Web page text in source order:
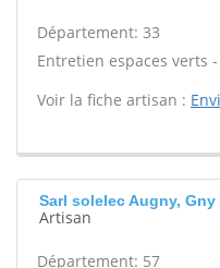
Département: 33
Entretien espaces verts -
Voir la fiche artisan :
Sarl solelec Augny, Gny
Artisan
Département: 57